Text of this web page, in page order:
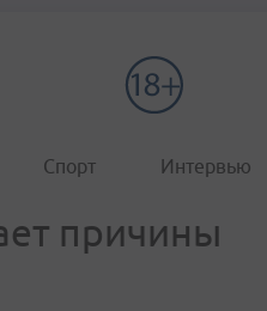
Спорт Интервью
причины